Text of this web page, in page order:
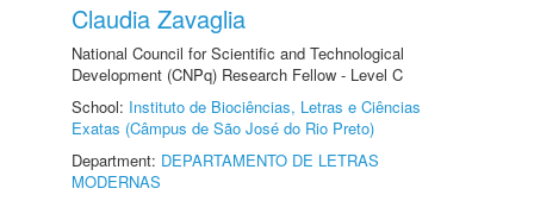
Claudia Zavaglia
National Council for Scientific and Technological
Development (CNPq) Research Fellow - Level C
School: Instituto de Biociências, Letras e Ciências
Exatas (Câmpus de São José do Rio Preto)
Department: DEPARTAMENTO DE LETRAS
MODERNAS